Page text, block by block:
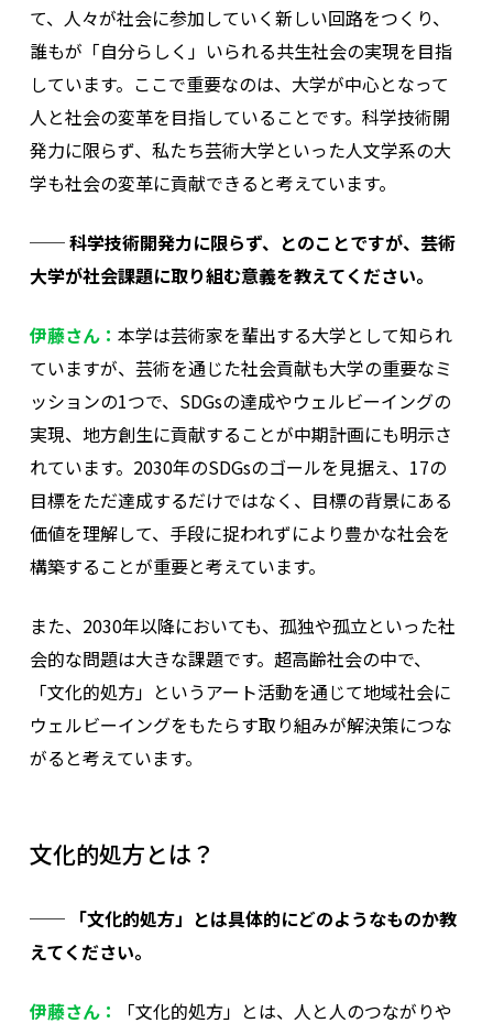
て、人々が社会に参加していく新しい回路をつくり、
誰もが「自分らしく」いられる共生社会の実現を目指
しています。ここで重要なのは、大学が中心となって
人と社会の変革を目指していることです。科学技術開
発力に限らず、私たち芸術大学といった人文学系の大
学も社会の変革に貢献できると考えています。
── 科学技術開発力に限らず、とのことですが、芸術
大学が社会課題に取り組む意義を教えてください。
伊藤さん： 本学は芸術家を輩出する大学として知られ
ていますが、芸術を通じた社会貢献も大学の重要なミ
ッションの1つで、SDGsの達成やウェルビーイングの
実現、地方創生に貢献することが中期計画にも明示さ
れています。2030年のSDGsのゴールを見据え、17の
目標をただ達成するだけではなく、目標の背景にある
価値を理解して、手段に捉われずにより豊かな社会を
構築することが重要と考えています。
また、2030年以降においても、孤独や孤立といった社
会的な問題は大きな課題です。超高齢社会の中で、
「文化的処方」というアート活動を通じて地域社会に
ウェルビーイングをもたらす取り組みが解決策につな
がると考えています。
文化的処方とは？
── 「文化的処方」とは具体的にどのようなものか教
えてください。
伊藤さん：
「文化的処方」とは、人と人のつながりや